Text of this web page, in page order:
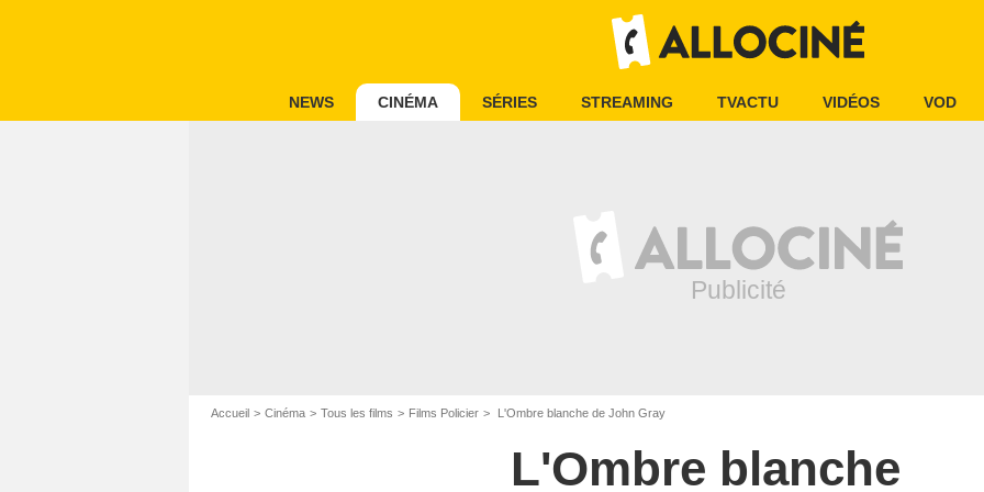
NEWS CINÉMA SÉRIES STREAMING TVACTU VIDÉOS VOD
Accueil Cinéma Tous les films Films Policier L'Ombre blanche de John Gray
L'Ombre blanche